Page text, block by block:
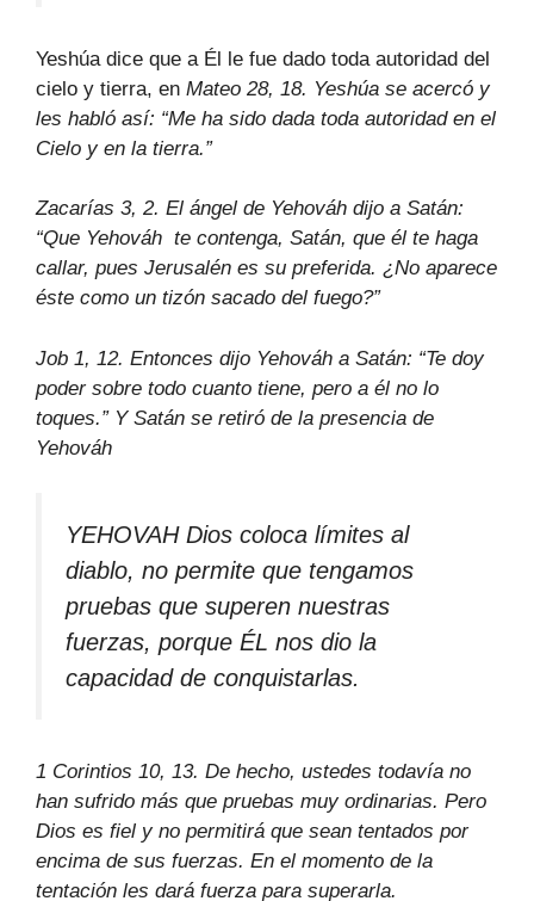
Yeshúa dice que a Él le fue dado toda autoridad del
cielo y tierra, en Mateo 28, 18. Yeshúa se acercó y
les habló así: “Me ha sido dada toda autoridad en el
Cielo y en la tierra.”
Zacarías 3, 2. El ángel de Yehováh dijo a Satán:
“Que Yehováh te contenga, Satán, que él te haga
callar, pues Jerusalén es su preferida. ¿No aparece
éste como un tizón sacado del fuego?”
Job 1, 12. Entonces dijo Yehováh a Satán: “Te doy
poder sobre todo cuanto tiene, pero a él no lo
toques.” Y Satán se retiró de la presencia de
Yehováh
YEHOVAH Dios coloca límites al
diablo, no permite que tengamos
pruebas que superen nuestras
fuerzas, porque ÉL nos dio la
capacidad de conquistarlas.
1 Corintios 10, 13. De hecho, ustedes todavía no
han sufrido más que pruebas muy ordinarias. Pero
Dios es fiel y no permitirá que sean tentados por
encima de sus fuerzas. En el momento de la
tentación les dará fuerza para superarla.